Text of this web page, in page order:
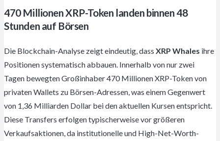
470 Millionen XRP-Token landen binnen 48
Stunden auf Börsen
Die Blockchain-Analyse zeigt eindeutig, dass XRP Whales ihre
Positionen systematisch abbauen. Innerhalb von nur zwei
Tagen bewegten Großinhaber 470 Millionen XRP-Token von
privaten Wallets zu Börsen-Adressen, was einem Gegenwert
von 1,36 Milliarden Dollar bei den aktuellen Kursen entspricht.
Diese Transfers erfolgen typischerweise vor größeren
Verkaufsaktionen, da institutionelle und High-Net-Worth-